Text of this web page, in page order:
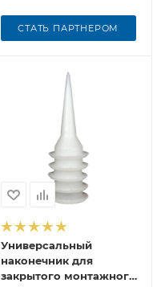
СТАТЬ ПАРТНЕРОМ
Универсальный
наконечник для
закрытого монтажного